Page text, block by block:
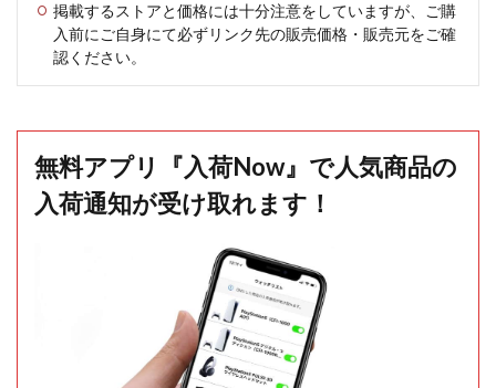
掲載するストアと価格には十分注意をしていますが、ご購
入前にご自身にて必ずリンク先の販売価格・販売元をご確
認ください。
無料アプリ『入荷Now』で人気商品の
入荷通知が受け取れます！